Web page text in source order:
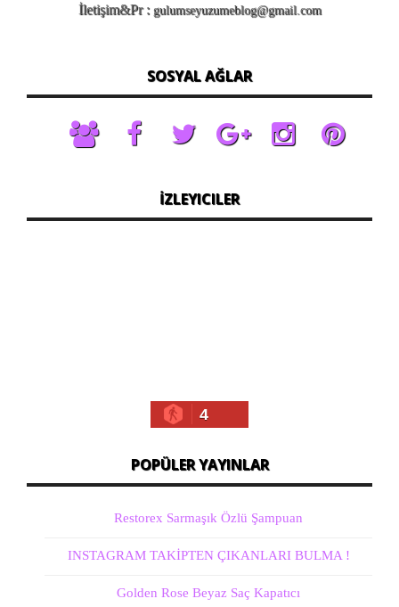
İletişim&Pr : gulumseyuzumeblog@gmail.com
SOSYAL AĞLAR
İZLEYICILER
4
POPÜLER YAYINLAR
Restorex Sarmaşık Özlü Şampuan
INSTAGRAM TAKİPTEN ÇIKANLARI BULMA !
Golden Rose Beyaz Saç Kapatıcı